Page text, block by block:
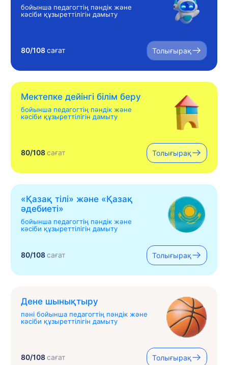
бойынша педагогтің пәндік және
кәсіби құзыреттілігін дамыту
80/108сағат Толығырақ
Мектепке дейінгі білім беру
бойынша педагогтің пәндік және
кәсіби құзыреттілігін дамыту
80/108сағат Толығырақ
«Қазақ тілі» жəне «Қазақ
əдебиеті»
бойынша педагогтің пәндік және
кәсіби құзыреттілігін дамыту
80/108сағат Толығырақ
Дене шынықтыру
пәні бойынша педагогтің пәндік және
кәсіби құзыреттілігін дамыту
80/108сағат Толығырақ